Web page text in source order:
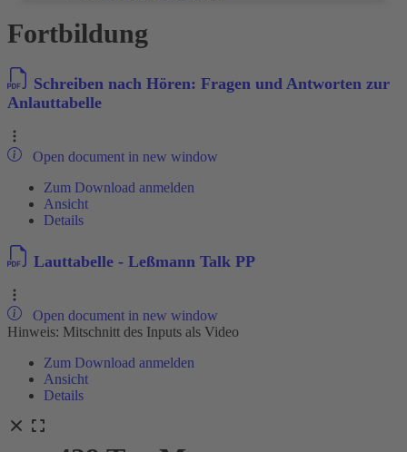
Fortbildung
Schreiben nach Hören: Fragen und Antworten zur
Anlauttabelle
Open document in new window
Zum Download anmelden
Ansicht
Details
Lauttabelle - Leßmann Talk PP
Open document in new window
Hinweis: Mitschnitt des Inputs als Video
Zum Download anmelden
Ansicht
Details